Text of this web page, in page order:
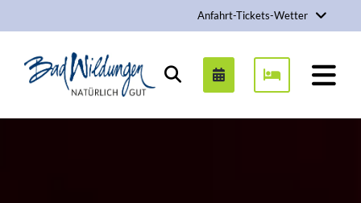
Anfahrt-Tickets-Wetter
Stadt Bad Wildungen
Suchen